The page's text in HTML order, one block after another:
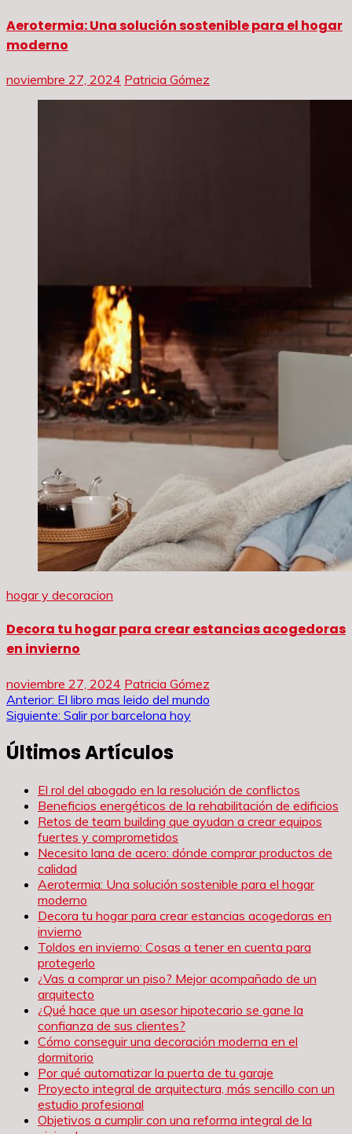
Aerotermia: Una solución sostenible para el hogar
moderno
noviembre 27, 2024 Patricia Gómez
hogar y decoracion
Decora tu hogar para crear estancias acogedoras
en invierno
noviembre 27, 2024 Patricia Gómez
Navegación
entradas
Anterior: El libro mas leido del mundo
Siguiente: Salir por barcelona hoy
Últimos Artículos
El rol del abogado en la resolución de conflictos
Beneficios energéticos de la rehabilitación de edificios
Retos de team building que ayudan a crear equipos
fuertes y comprometidos
Necesito lana de acero: dónde comprar productos de
calidad
Aerotermia: Una solución sostenible para el hogar
moderno
Decora tu hogar para crear estancias acogedoras en
invierno
Toldos en invierno: Cosas a tener en cuenta para
protegerlo
¿Vas a comprar un piso? Mejor acompañado de un
arquitecto
¿Qué hace que un asesor hipotecario se gane la
confianza de sus clientes?
Cómo conseguir una decoración moderna en el
dormitorio
Por qué automatizar la puerta de tu garaje
Proyecto integral de arquitectura, más sencillo con un
estudio profesional
Objetivos a cumplir con una reforma integral de la